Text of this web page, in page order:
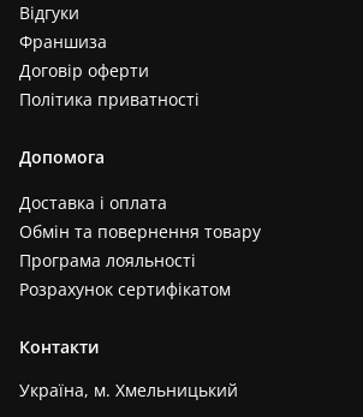
Відгуки
Франшиза
Договір оферти
Політика приватності
Допомога
Доставка і оплата
Обмін та повернення товару
Програма лояльності
Розрахунок сертифікатом
Контакти
Україна, м. Хмельницький